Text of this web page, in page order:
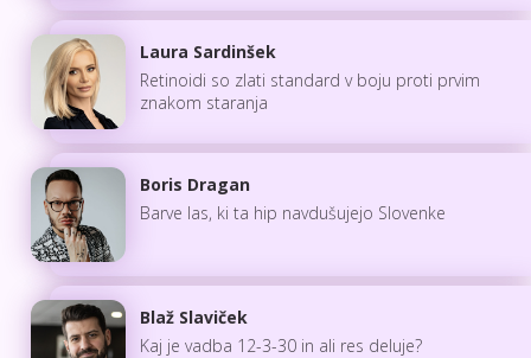
Laura Sardinšek
Retinoidi so zlati standard v boju proti prvim
znakom staranja
Boris Dragan
Barve las, ki ta hip navdušujejo Slovenke
Blaž Slaviček
Kaj je vadba 12-3-30 in ali res deluje?